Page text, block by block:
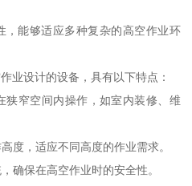
，能够适应多种复杂的高空作业环
业设计的设备，具有以下特点：
狭窄空间内操作，如室内装修、维
度，适应不同高度的作业需求。
确保在高空作业时的安全性。